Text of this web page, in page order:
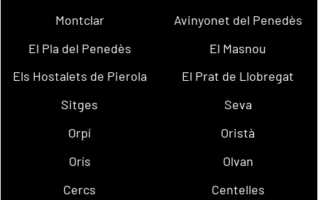
Montclar
Avinyonet del Penedès
El Pla del Penedès
El Masnou
Els Hostalets de Pierola
El Prat de Llobregat
Sitges
Seva
Orpí
Oristà
Orís
Olvan
Cercs
Centelles